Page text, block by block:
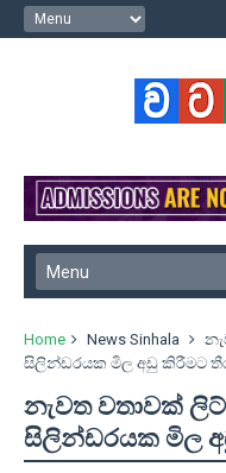
Home News Sinhala
සිලින්ඩරයක මිල අඩු කිරීමට
නැවත වතාවක්
සිලින්ඩරයක මිල